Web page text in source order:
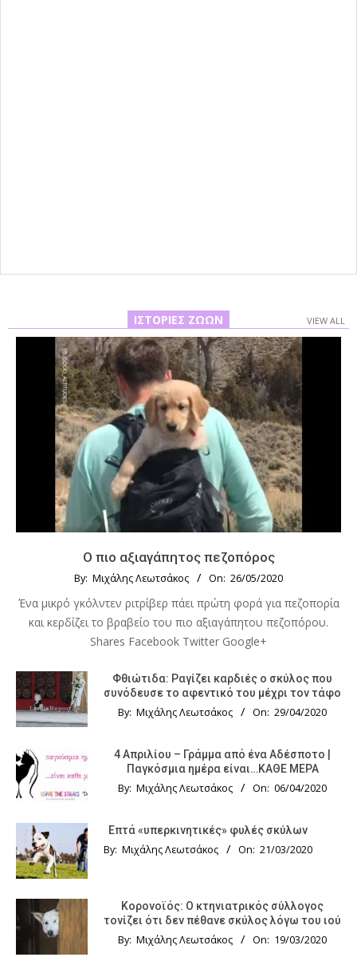
ΙΣΤΟΡΊΕΣ ΖΏΩΝ VIEW ALL
Ο πιο αξιαγάπητος πεζοπόρος
By: Μιχάλης Λεωτσάκος On: 26/05/2020
Ένα μικρό γκόλντεν ριτρίβερ πάει πρώτη φορά για πεζοπορία
και κερδίζει το βραβείο του πιο αξιαγάπητου πεζοπόρου.
Shares Facebook Twitter Google+
Φθιώτιδα: Ραγίζει καρδιές ο σκύλος που
συνόδευσε το αφεντικό του μέχρι τον τάφο
By: Μιχάλης Λεωτσάκος On: 29/04/2020
4 Απριλίου – Γράμμα από ένα Αδέσποτο |
Παγκόσμια ημέρα είναι…ΚΑΘΕ ΜΕΡΑ
By: Μιχάλης Λεωτσάκος On: 06/04/2020
Επτά «υπερκινητικές» φυλές σκύλων
By: Μιχάλης Λεωτσάκος On: 21/03/2020
Κορονοϊός: Ο κτηνιατρικός σύλλογος
τονίζει ότι δεν πέθανε σκύλος λόγω του ιού
By: Μιχάλης Λεωτσάκος On: 19/03/2020